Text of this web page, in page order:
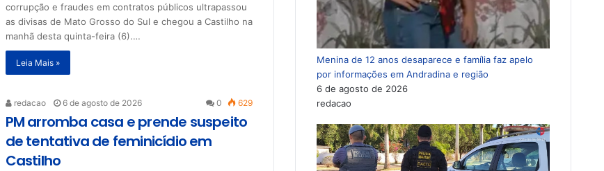
corrupção e fraudes em contratos públicos ultrapassou
as divisas de Mato Grosso do Sul e chegou a Castilho na
manhã desta quinta-feira (6).…
Leia Mais »
redacao 6 de agosto de 2026 0 629
PM arromba casa e prende suspeito
de tentativa de feminicídio em
Castilho
Menina de 12 anos desaparece e família faz apelo
por informações em Andradina e região
6 de agosto de 2026
redacao